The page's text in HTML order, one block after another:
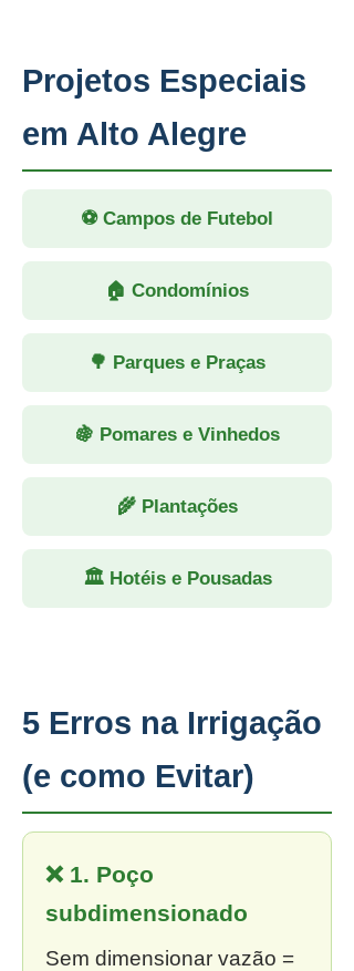
Projetos Especiais
em Alto Alegre
⚽ Campos de Futebol
🏠 Condomínios
🌳 Parques e Praças
🍇 Pomares e Vinhedos
🌾 Plantações
🏛 Hotéis e Pousadas
5 Erros na Irrigação
(e como Evitar)
❌ 1. Poço
subdimensionado
Sem dimensionar vazão =